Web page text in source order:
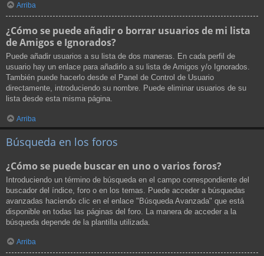
Arriba
¿Cómo se puede añadir o borrar usuarios de mi lista
de Amigos e Ignorados?
Puede añadir usuarios a su lista de dos maneras. En cada perfil de
usuario hay un enlace para añadirlo a su lista de Amigos y/o Ignorados.
También puede hacerlo desde el Panel de Control de Usuario
directamente, introduciendo su nombre. Puede eliminar usuarios de su
lista desde esta misma página.
Arriba
Búsqueda en los foros
¿Cómo se puede buscar en uno o varios foros?
Introduciendo un término de búsqueda en el campo correspondiente del
buscador del índice, foro o en los temas. Puede acceder a búsquedas
avanzadas haciendo clic en el enlace "Búsqueda Avanzada" que está
disponible en todas las páginas del foro. La manera de acceder a la
búsqueda depende de la plantilla utilizada.
Arriba